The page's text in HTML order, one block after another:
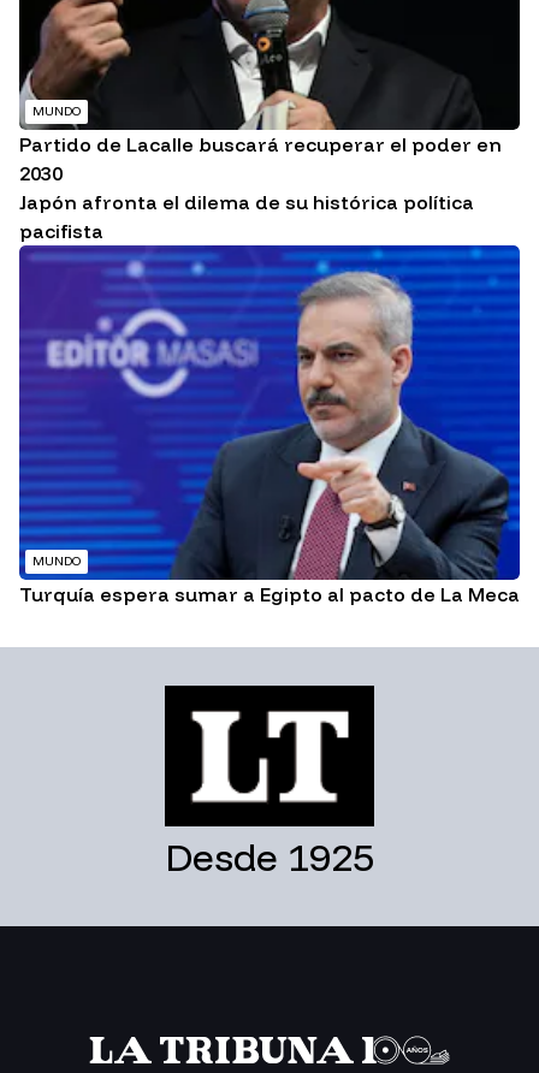
MUNDO
Partido de Lacalle buscará recuperar el poder en
2030
Japón afronta el dilema de su histórica política
pacifista
MUNDO
Turquía espera sumar a Egipto al pacto de La Meca
Desde 1925